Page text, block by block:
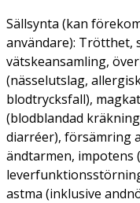
Sällsynta (kan
användare): Trötthet,
vätskeansamling,
(nässelutslag,
blodtrycksfall),
(blodblandad
diarréer), försämring
ändtarmen, impotens
astma (inklusive